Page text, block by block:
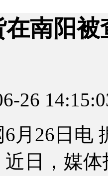
在南阳
26
月26日电
日，媒体